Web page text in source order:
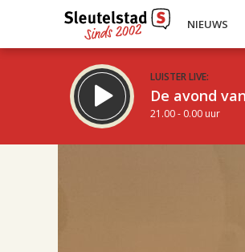
NIEUWS
LUISTER LIVE:
De avond
21.00 - 0.00 uur